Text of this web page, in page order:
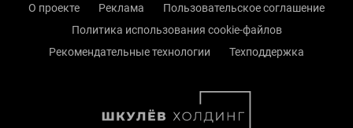
О проекте Реклама
Пользовательское соглашение
Политика использования cookie-файлов
Рекомендательные технологии
Техподдержка